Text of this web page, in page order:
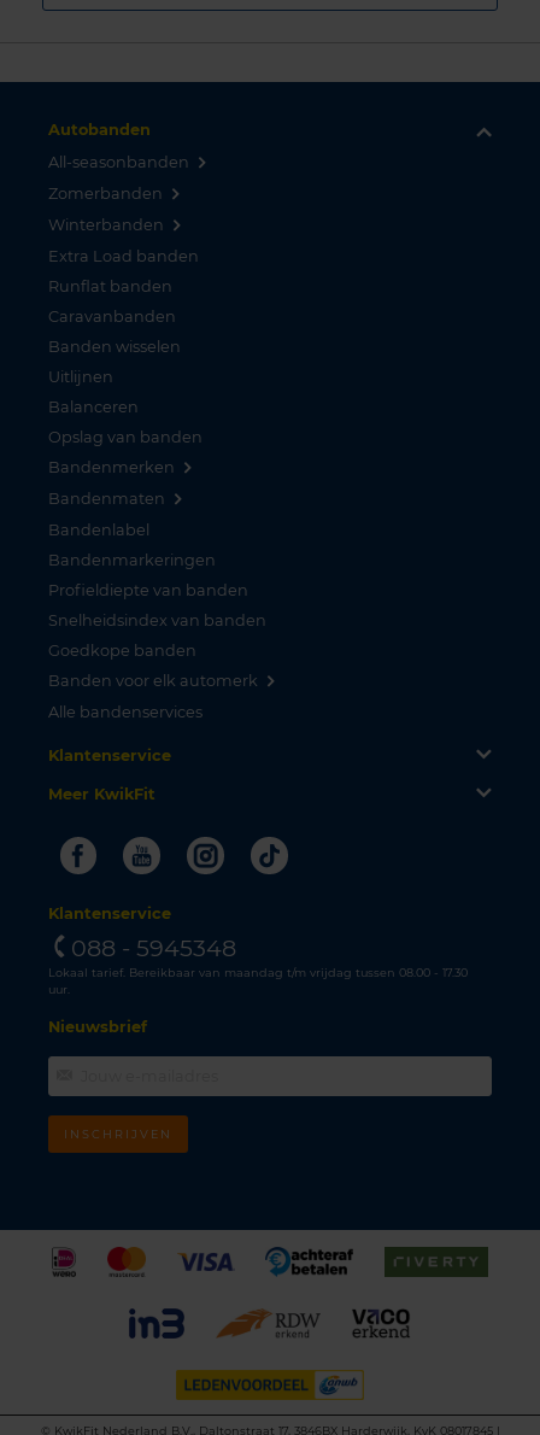
Autobanden
All-seasonbanden
Zomerbanden
Winterbanden
Extra Load banden
Runflat banden
Caravanbanden
Banden wisselen
Uitlijnen
Balanceren
Opslag van banden
Bandenmerken
Bandenmaten
Bandenlabel
Bandenmarkeringen
Profieldiepte van banden
Snelheidsindex van banden
Goedkope banden
Banden voor elk automerk
Alle bandenservices
Klantenservice
Meer KwikFit
FacebookYoutubeInstagram
Tiktok
Klantenservice
088 - 5945348
Lokaal tarief. Bereikbaar van maandag t/m vrijdag tussen 08.00 - 17.30
uur.
Nieuwsbrief
INSCHRIJVEN
© KwikFit Nederland B.V., Daltonstraat 17, 3846BX Harderwijk, KvK 08017845 |